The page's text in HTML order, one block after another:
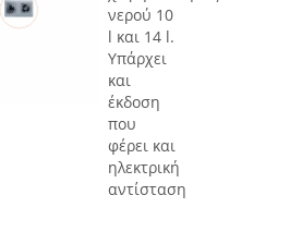
νερού 10
l και 14 l.
Υπάρχει
και
έκδοση
που
φέρει και
ηλεκτρική
αντίσταση